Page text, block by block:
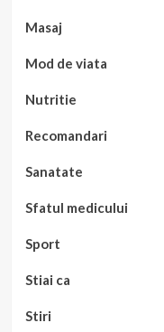
Masaj
Mod de viata
Nutritie
Recomandari
Sanatate
Sfatul medicului
Sport
Stiai ca
Stiri